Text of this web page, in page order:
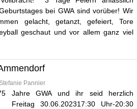
bei GWA sind vorüber! Wir
gelacht, getanzt, gefeiert, Tore
geschaut und vor allem ganz viel
Pannier
Jahre GWA und ihr seid herzlich
Freitag 30.06.202317:30 Uhr-20:30